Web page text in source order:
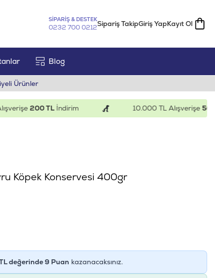
SİPARİŞ & DESTEK
0232 700 0212Sipariş TakipGiriş YapKayıt Ol
Blog
Ürünler
200 TLİndirim 10.000 TL Alışverişe500 TL
Köpek Konservesi 400gr
değerinde9 Puan kazanacaksınız.